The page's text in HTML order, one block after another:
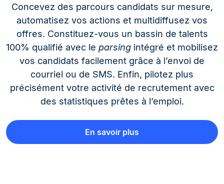
Concevez des parcours candidats sur mesure,
automatisez vos actions et multidiffusez vos
offres. Constituez-vous un bassin de talents
100% qualifié avec le parsing intégré et mobilisez
vos candidats facilement grâce à l’envoi de
courriel ou de SMS. Enfin, pilotez plus
précisément votre activité de recrutement avec
des statistiques prêtes à l’emploi.
En savoir plus